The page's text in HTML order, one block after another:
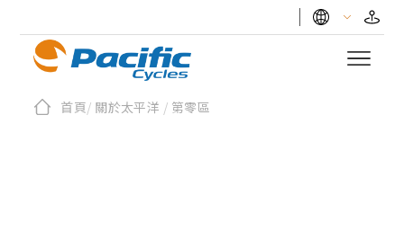
首頁/ 關於太平洋 / 第零區
留言